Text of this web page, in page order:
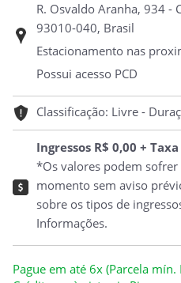
R. Osvaldo Aranha, 934 -
93010-040, Brasil
Estacionamento nas
Possui acesso PCD
Classificação: Livre -
Ingressos R$ 0,00 +
*Os valores podem
momento sem aviso
sobre os tipos de
Informações.
Pague em até 6x (Parcela